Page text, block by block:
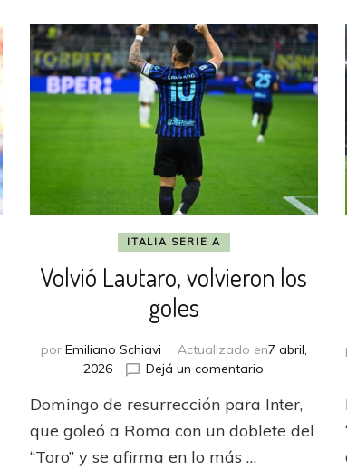
ITALIA SERIE A
Volvió Lautaro, volvieron los
goles
por Emiliano Schiavi Actualizado en7 abril,
2026
Dejá un comentario
Lautaro,
volvieron
Domingo de resurrección para Inter,
que goleó a Roma con un doblete del
“Toro” y se afirma en lo más …